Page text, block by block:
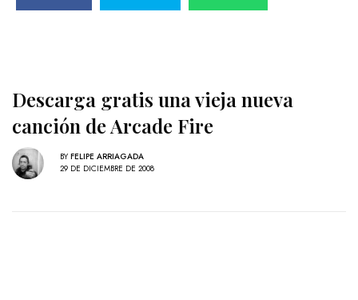
Descarga gratis una vieja nueva
canción de Arcade Fire
BY FELIPE ARRIAGADA
29 DE DICIEMBRE DE 2008